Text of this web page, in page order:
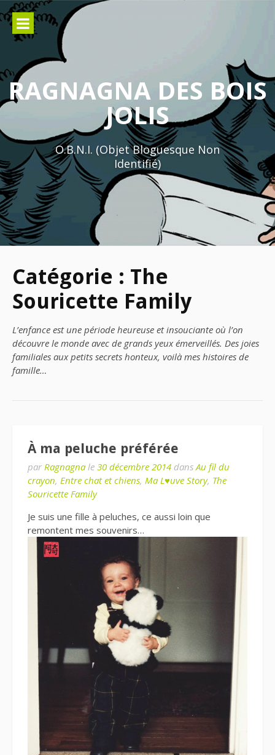
Aller
au
contenu
RAGNAGNA DES BOIS
JOLIS
O.B.N.I. (Objet Bloguesque Non
Identifié)
Catégorie : The
Souricette Family
L’enfance est une période heureuse et insouciante où l’on
découvre le monde avec de grands yeux émerveillés. Des joies
familiales aux petits secrets honteux, voilà mes histoires de
famille…
À ma peluche préférée
par Ragnagna le 30 décembre 2014 dans Au fil du
crayon, Entre chat et chiens, Ma L♥uve Story, The
Souricette Family
Je suis une fille à peluches, ce aussi loin que
remontent mes souvenirs…